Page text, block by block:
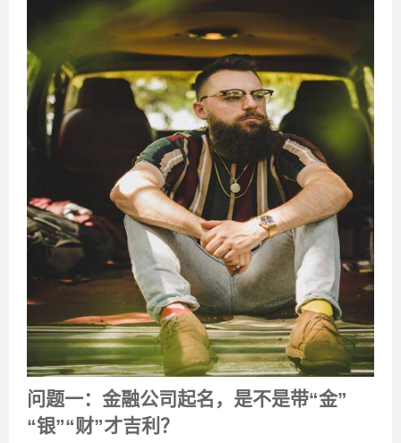
问题一：金融公司起名，是不是带“金”
“银”“财”才吉利？